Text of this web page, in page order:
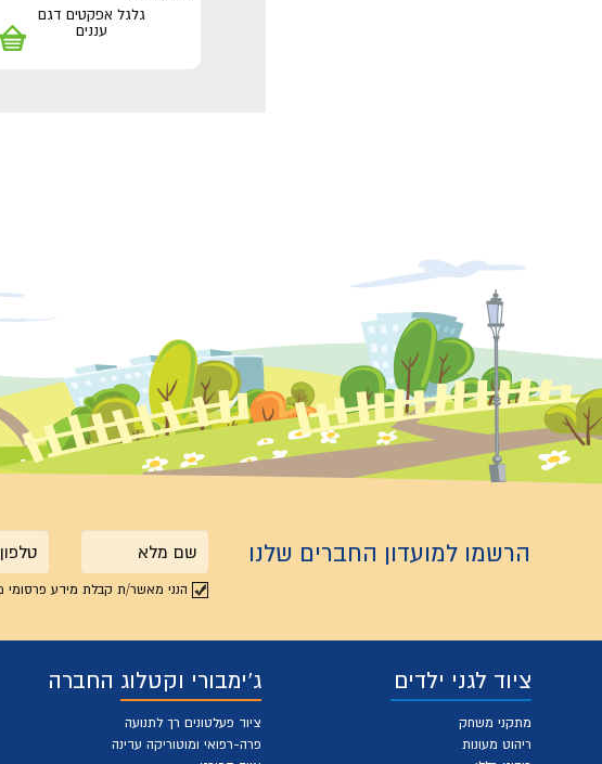
גלגל אפקטים דגם
עננים
הרשמו למועדון החברים שלנו
שם הנני מאשר/ת קבלת מידע פרסומי
ציוד לגני ילדים
מתקני משחק
ריהוט מעונות
ג'ימבורי וקטלוג החברה
ציוד פעלטונים רך לתנועה
פרה-רפואי ומוטוריקה עדינה